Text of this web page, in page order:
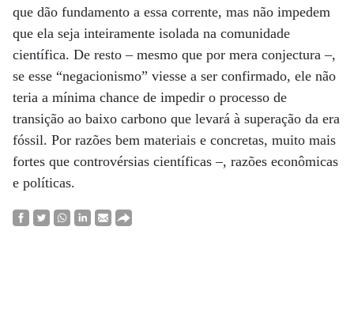
que dão fundamento a essa corrente, mas não impedem
que ela seja inteiramente isolada na comunidade
científica. De resto – mesmo que por mera conjectura –,
se esse “negacionismo” viesse a ser confirmado, ele não
teria a mínima chance de impedir o processo de
transição ao baixo carbono que levará à superação da era
fóssil. Por razões bem materiais e concretas, muito mais
fortes que controvérsias científicas –, razões econômicas
e políticas.